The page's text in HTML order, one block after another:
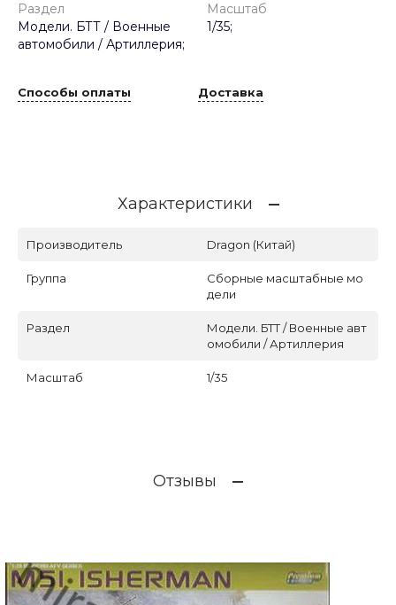
Раздел
Модели. БТТ / Военные
автомобили / Артиллерия;
Масштаб
1/35;
Способы оплаты Доставка
Характеристики
Производитель Dragon (Китай)
Группа
Сборные масштабные мо
дели
Раздел
Модели. БТТ / Военные авт
омобили / Артиллерия
Масштаб 1/35
Отзывы